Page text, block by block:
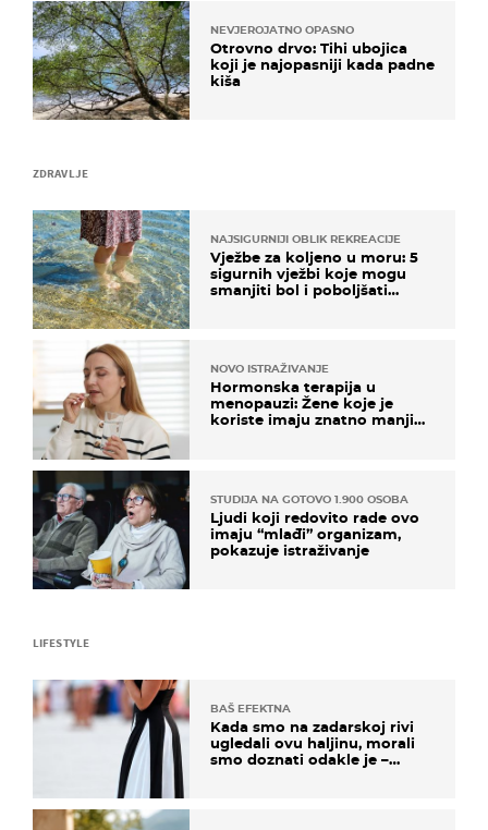
ZDRAVLJE
NAJSIGURNIJI OBLIK REKREACIJE
Vježbe za koljeno u moru: 5
sigurnih vježbi koje mogu
smanjiti bol i poboljšati
NOVO ISTRAŽIVANJE
Hormonska terapija u
menopauzi: Žene koje je
koriste imaju znatno manji
STUDIJA NA GOTOVO 1.900 OSOBA
Ljudi koji redovito rade ovo
imaju “mlađi” organizam,
pokazuje istraživanje
NEVJEROJATNO OPASNO
Otrovno drvo: Tihi ubojica
koji je najopasniji kada padne
kiša
LIFESTYLE
BAŠ EFEKTNA
Kada smo na zadarskoj rivi
ugledali ovu haljinu, morali
smo doznati odakle je –